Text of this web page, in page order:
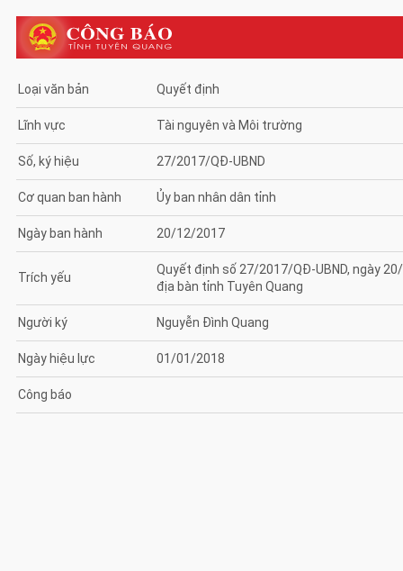
Loại văn bản Quyết định
Lĩnh vực Tài nguyên và Môi trường
Số, ký hiệu 27/2017/QĐ-UBND
Cơ quan ban hành Ủy ban nhân dân tỉnh
Ngày ban hành 20/12/2017
Trích yếu
Quyết định số 27/2017/QĐ-UBND, ngày
địa bàn tỉnh Tuyên Quang
Người ký Nguyễn Đình Quang
Ngày hiệu lực 01/01/2018
Công báo